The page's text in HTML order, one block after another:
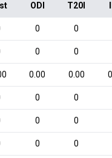
ODI T20I
0 0
0 0
0.00 0.00
0 0
0 0
0 0